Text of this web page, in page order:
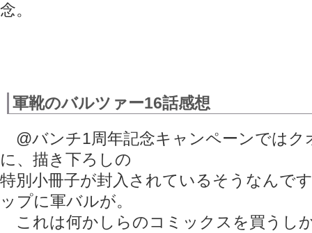
念。
軍靴のバルツァー16話感想
@バンチ1周年記念キャンペーンではク
に、描き下ろしの
特別小冊子が封入されているそうなんで
ップに軍バルが。
これは何かしらのコミックスを買うし